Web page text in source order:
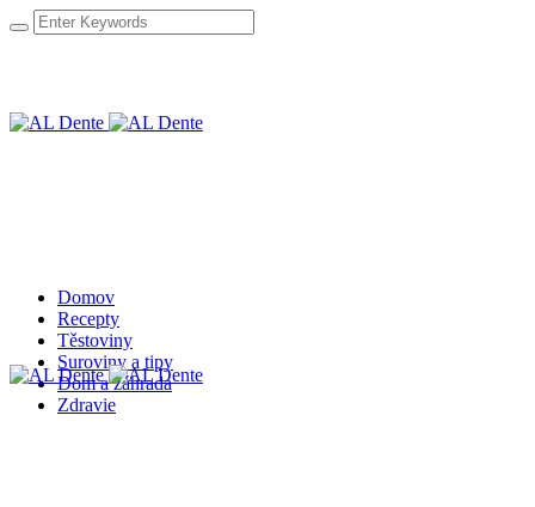
Domov
Recepty
Těstoviny
Suroviny a tipy
Dom a záhrada
Zdravie